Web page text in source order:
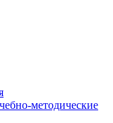
методические